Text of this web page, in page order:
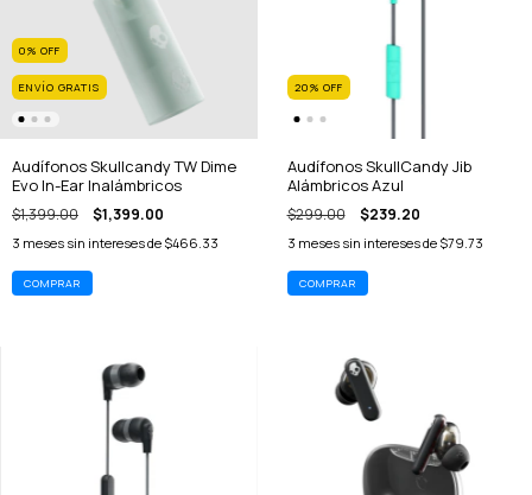
0% OFF
ENVÍO GRATIS
Audífonos Skullcandy TW Dime
Evo In-Ear Inalámbricos
$1,399.00 $1,399.00
3 meses sin intereses de $466.33
20% OFF
Audífonos SkullCandy Jib
Alámbricos Azul
$299.00 $239.20
3 meses sin intereses de $79.73